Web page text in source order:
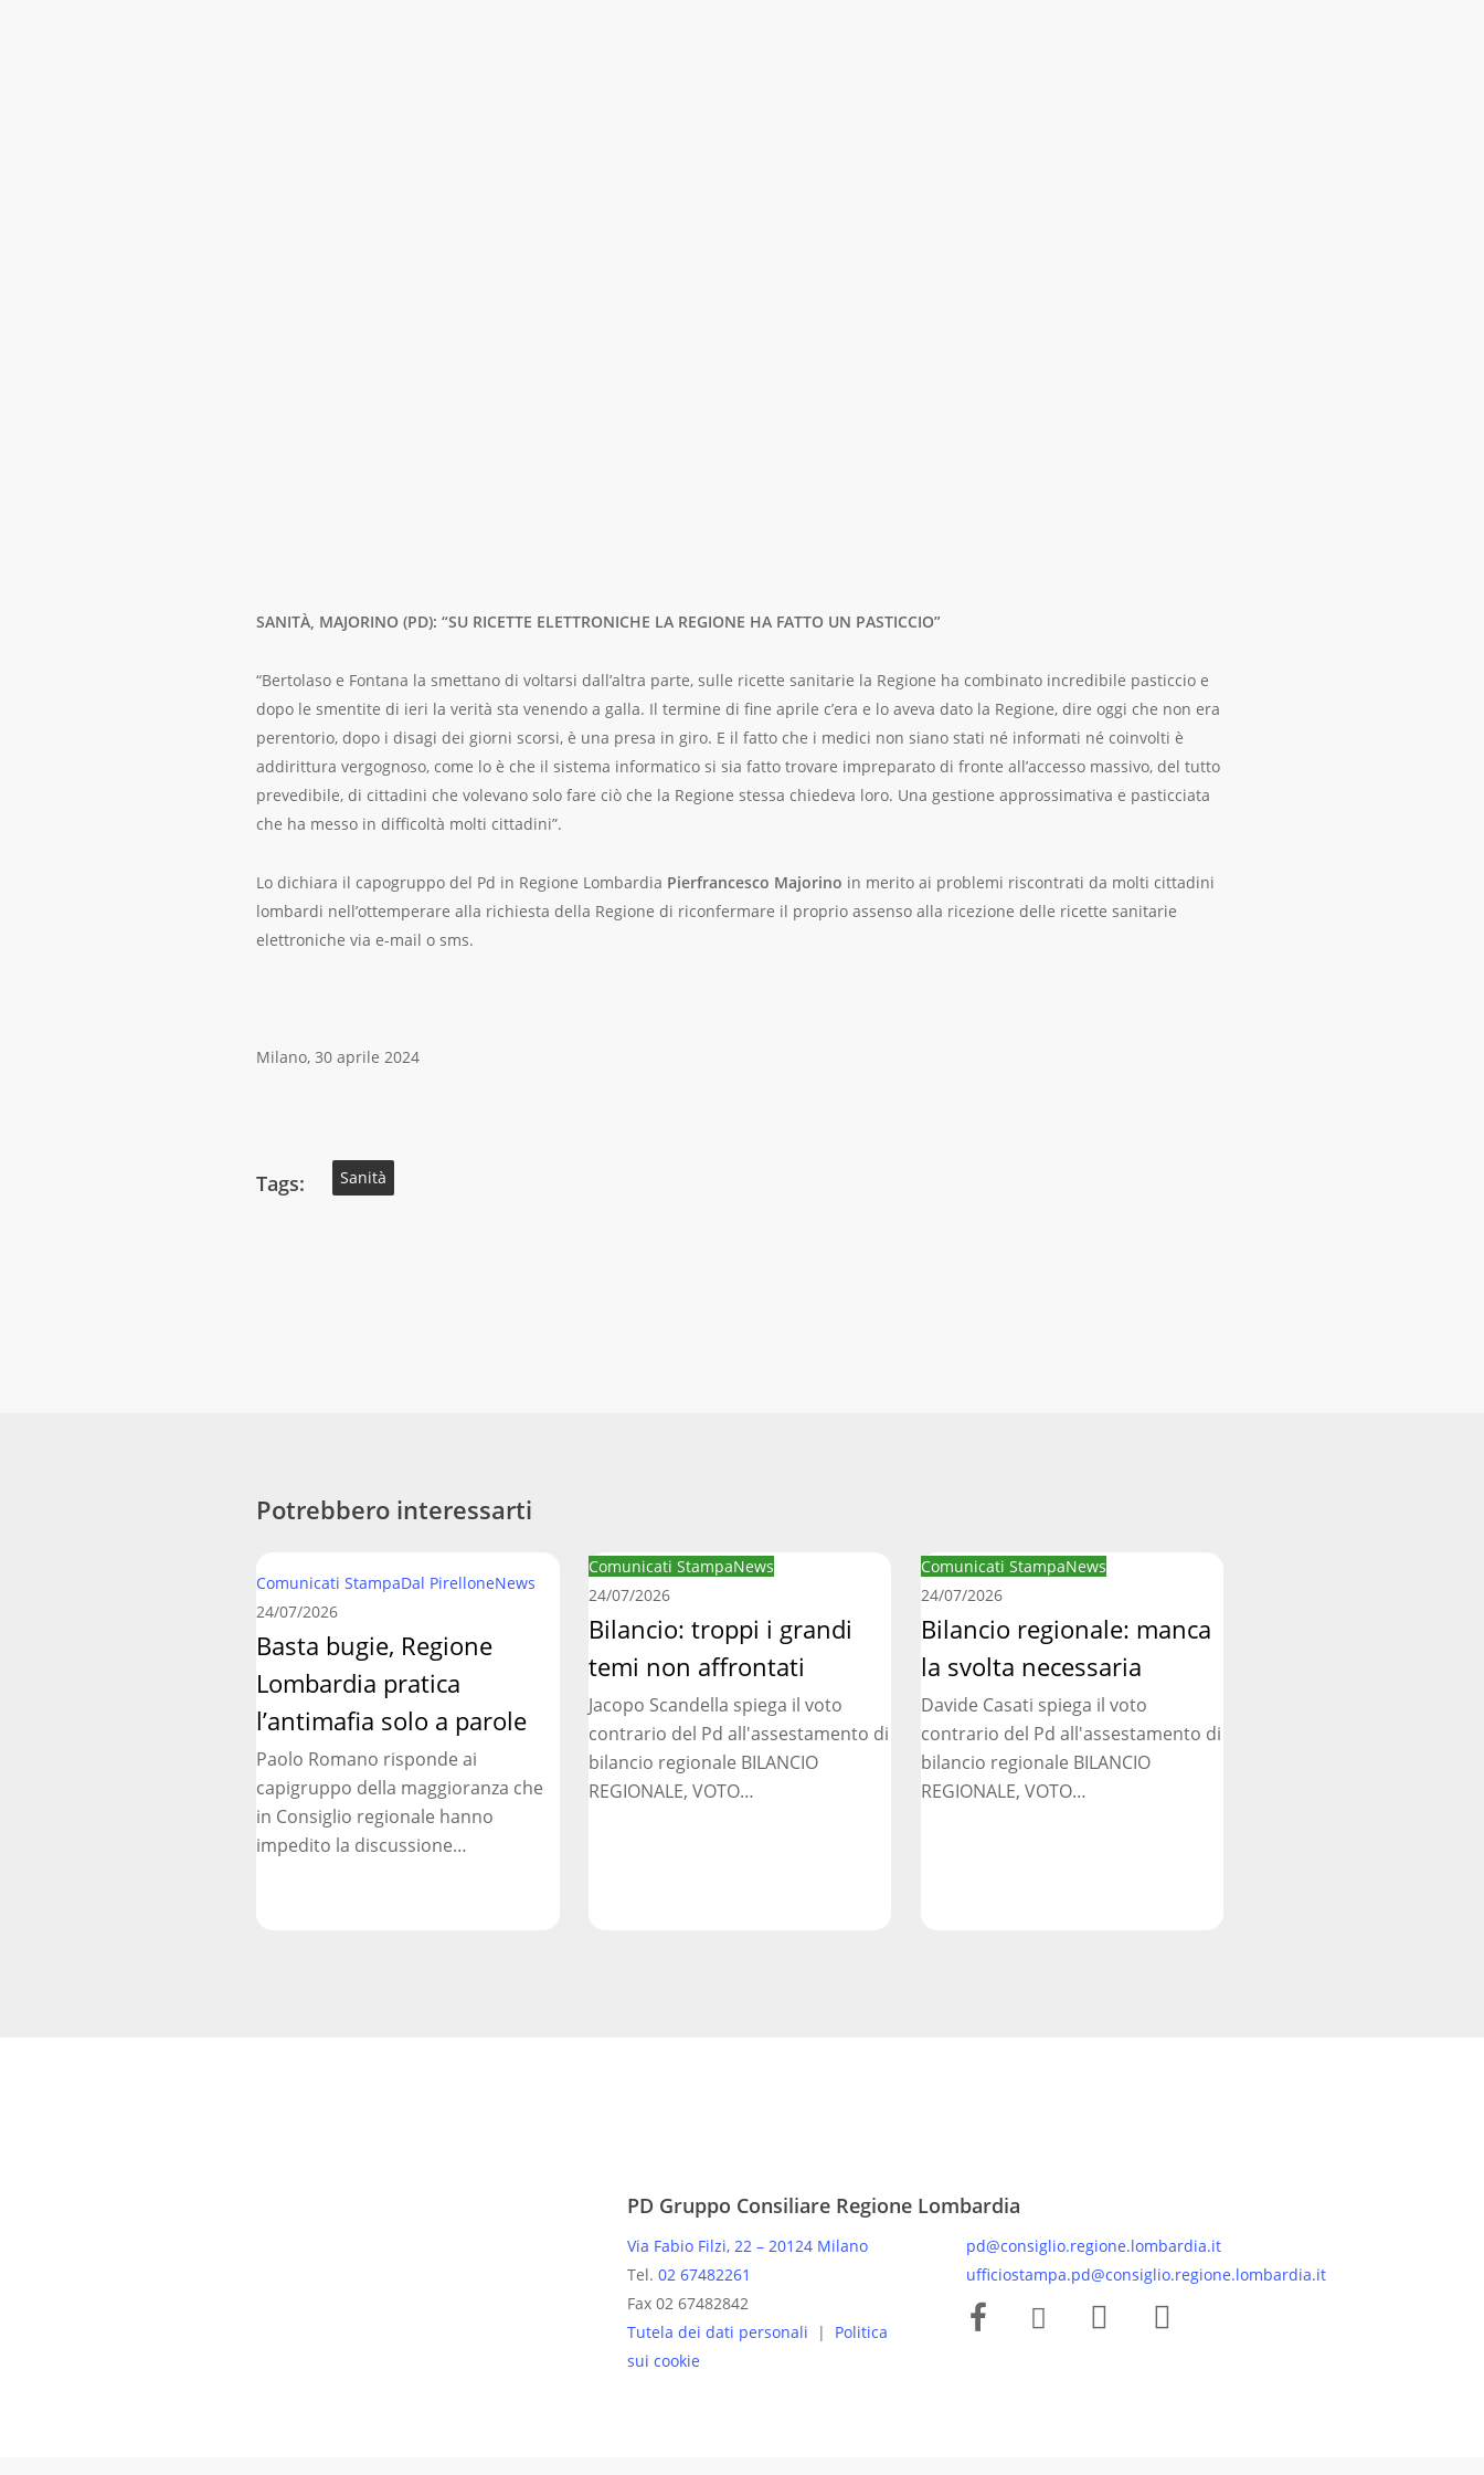
SANITÀ, MAJORINO (PD): “SU RICETTE ELETTRONICHE LA REGIONE HA FATTO UN PASTICCIO”
“Bertolaso e Fontana la smettano di voltarsi dall’altra parte, sulle ricette sanitarie la Regione ha combinato incredibile pasticcio e
dopo le smentite di ieri la verità sta venendo a galla. Il termine di fine aprile c’era e lo aveva dato la Regione, dire oggi che non era
perentorio, dopo i disagi dei giorni scorsi, è una presa in giro. E il fatto che i medici non siano stati né informati né coinvolti è
addirittura vergognoso, come lo è che il sistema informatico si sia fatto trovare impreparato di fronte all’accesso massivo, del tutto
prevedibile, di cittadini che volevano solo fare ciò che la Regione stessa chiedeva loro. Una gestione approssimativa e pasticciata
che ha messo in difficoltà molti cittadini”.
Lo dichiara il capogruppo del Pd in Regione Lombardia Pierfrancesco Majorino in merito ai problemi riscontrati da molti cittadini
lombardi nell’ottemperare alla richiesta della Regione di riconfermare il proprio assenso alla ricezione delle ricette sanitarie
elettroniche via e-mail o sms.
Milano, 30 aprile 2024
Tags: Sanità
Potrebbero interessarti
Comunicati StampaDal PirelloneNews
bugie,
Regione
Lombardia
pratica
l’antimafia
a
parole
24/07/2026
Basta bugie, Regione
Lombardia pratica
l’antimafia solo a parole
Paolo Romano risponde ai
capigruppo della maggioranza che
in Consiglio regionale hanno
impedito la discussione…
Comunicati StampaNews
Bilancio:
troppi
i
temi
non
affrontati
24/07/2026
Bilancio: troppi i grandi
temi non affrontati
Jacopo Scandella spiega il voto
contrario del Pd all'assestamento di
bilancio regionale BILANCIO
REGIONALE, VOTO…
Comunicati StampaNews
Bilancio
regionale:
manca
svolta
necessaria
24/07/2026
Bilancio regionale: manca
la svolta necessaria
Davide Casati spiega il voto
contrario del Pd all'assestamento di
bilancio regionale BILANCIO
REGIONALE, VOTO…
PD Gruppo Consiliare Regione Lombardia
Via Fabio Filzi, 22 – 20124 Milano
Tel.02 67482261
Fax 02 67482842
Tutela dei dati personali
| Politica
sui cookie
pd@consiglio.regione.lombardia.it
ufficiostampa.pd@consiglio.regione.lombardia.it
Pagine Facebook Gruppo Consiliare PD LombardiaPagina Messenger Gruppo Consiliare PD LombardiaPagina Instagram Gruppo PD Lombardia Pagina Youtube Gruppo PD Lombardia